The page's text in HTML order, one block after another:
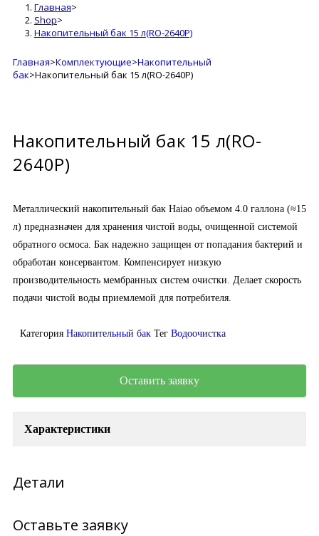
Главная>
Shop>
Накопительный бак 15 л(RO-2640P)
Главная>Комплектующие>Накопительный
бак>Накопительный бак 15 л(RO-2640P)
Накопительный бак 15 л(RO-
2640P)
Металлический накопительный бак Haiao объемом 4.0 галлона (≈15
л) предназначен для хранения чистой воды, очищенной системой
обратного осмоса. Бак надежно защищен от попадания бактерий и
обработан консервантом. Компенсирует низкую
производительность мембранных систем очистки. Делает скорость
подачи чистой воды приемлемой для потребителя.
Категория Накопительный бак Тег Водоочистка
Оставить заявку
Характеристики
Детали
Оставьте заявку